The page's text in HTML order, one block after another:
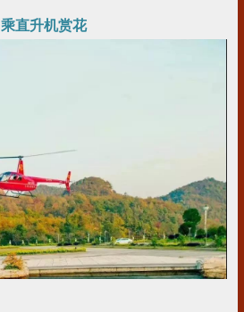
乘直升机赏花